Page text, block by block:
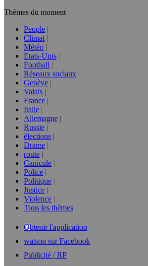
Thèmes du moment
People
Climat
Météo
Etats-Unis
Football
Réseaux sociaux
Genève
Valais
France
Italie
Allemagne
Russie
élections
Drame
route
Canicule
Police
Politique
Justice
Violence
Tous les thèmes
Obtenir l'application
watson sur Facebook
Publicité / RP